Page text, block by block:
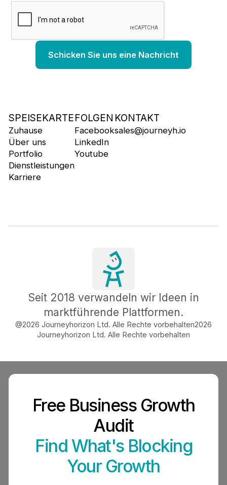
SPEISEKARTE
Zuhause
Über uns
Portfolio
Dienstleistungen
Karriere
FOLGEN
Facebook
LinkedIn
Youtube
KONTAKT
sales@journeyh.io
Seit 2018 verwandeln wir Ideen in
marktführende Plattformen.
@2026 Journeyhorizon Ltd. Alle Rechte vorbehalten2026
Journeyhorizon Ltd. Alle Rechte vorbehalten
Free Business Growth
Audit
Find What's Blocking
Your Growth